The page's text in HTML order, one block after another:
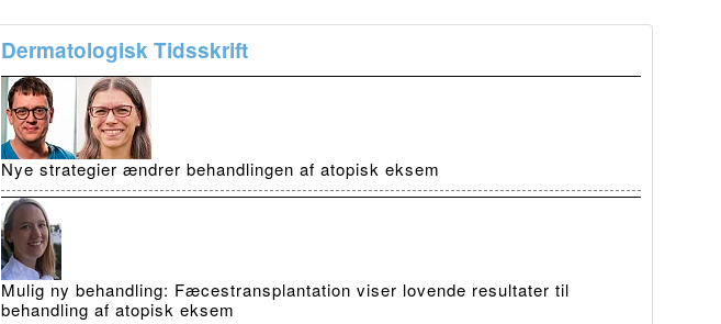
Dermatologisk Tidsskrift
Nye strategier ændrer behandlingen af atopisk eksem
Mulig ny behandling: Fæcestransplantation viser lovende resultater til
behandling af atopisk eksem